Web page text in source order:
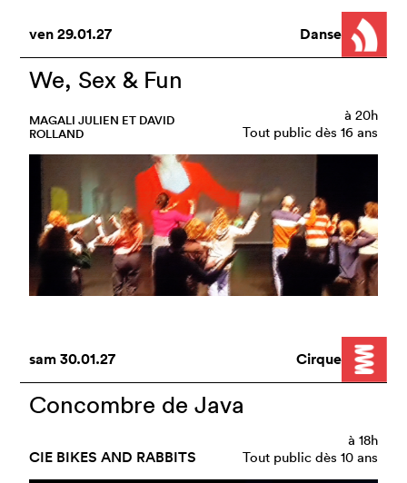
ven29.01.27 Danse
We, Sex & Fun
MAGALI JULIEN ET DAVID
ROLLAND
à 20h
Tout public dès 16 ans
sam30.01.27 Cirque
Concombre de Java
CIE BIKES AND RABBITS
à 18h
Tout public dès 10 ans